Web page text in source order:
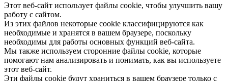
Этот веб-сайт использует файлы cookie, чтобы улучшить вашу
работу с сайтом.
Из этих файлов некоторые cookie классифицируются как
необходимые и хранятся в вашем браузере, поскольку
необходимы для работы основных функций веб-сайта.
Мы также используем сторонние файлы cookie, которые
помогают нам анализировать и понимать, как вы используете
этот веб-сайт.
Эти файлы cookie будут храниться в вашем браузере только с